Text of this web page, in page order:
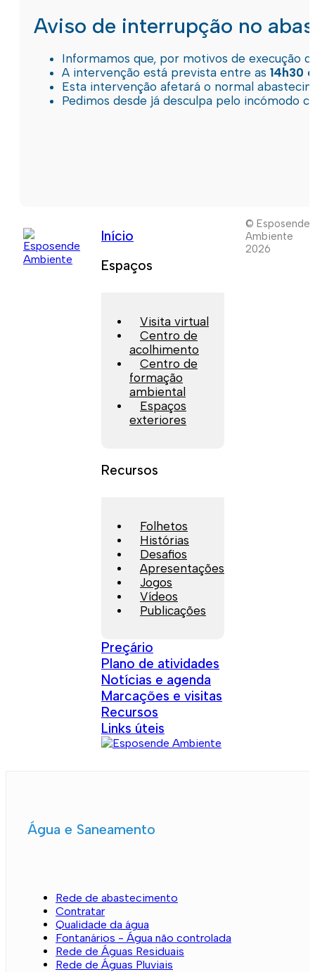
Aviso de interrupção no
Informamos que, por motivos de execução
A intervenção está prevista entre as 14h30
Esta intervenção afetará o normal
Pedimos desde já desculpa pelo incómodo
Início
Espaços
Visita virtual
Centro de
acolhimento
Centro de
formação
ambiental
Espaços
exteriores
Recursos
Folhetos
Histórias
Desafios
Apresentações
Jogos
Vídeos
Publicações
Preçário
Plano de atividades
Notícias e agenda
Marcações e visitas
Recursos
Links úteis
© Esposende
Ambiente
2026
Água e Saneamento
Rede de abastecimento
Contratar
Qualidade da água
Fontanários - Água não controlada
Rede de Águas Residuais
Rede de Águas Pluviais